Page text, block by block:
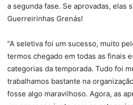
a segunda fase. Se aprovadas, elas
Guerreirinhas Grenás!
“A seletiva foi um sucesso, muito
termos chegado em todas as finais
categorias da temporada. Tudo foi
trabalhamos bastante na
fosse algo maravilhoso. Agora, as